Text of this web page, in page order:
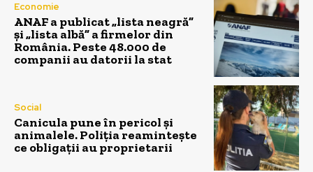
Economie
ANAF a publicat „lista neagră”
și „lista albă” a firmelor din
România. Peste 48.000 de
companii au datorii la stat
Social
Canicula pune în pericol și
animalele. Poliția reamintește
ce obligații au proprietarii